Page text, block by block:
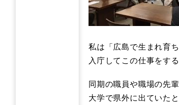
私は「広島で生まれ育
入庁してこの仕事をす
同期の職員や職場の先
大学で県外に出ていた